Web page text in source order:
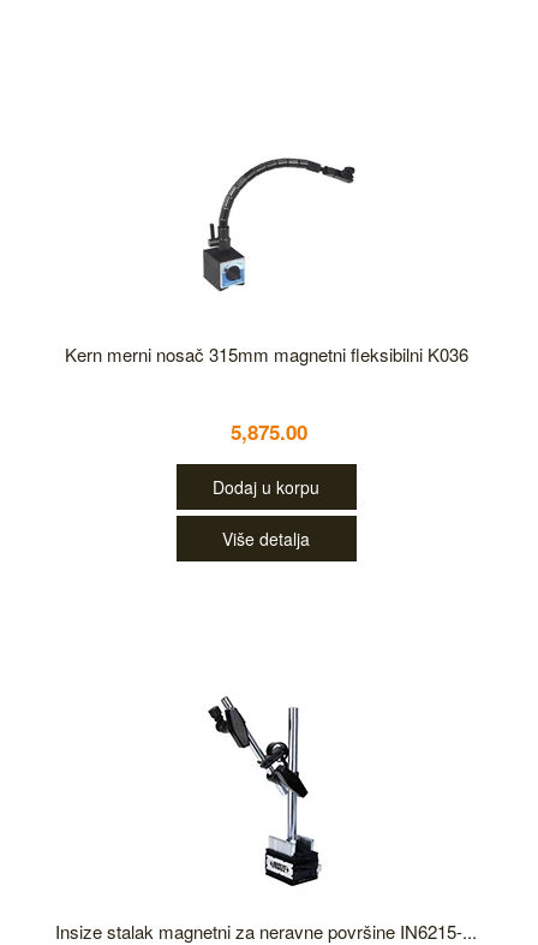
Kern merni nosač 315mm magnetni fleksibilni K036
5,875.00
Dodaj u korpu
Više detalja
Insize stalak magnetni za neravne površine IN6215-...